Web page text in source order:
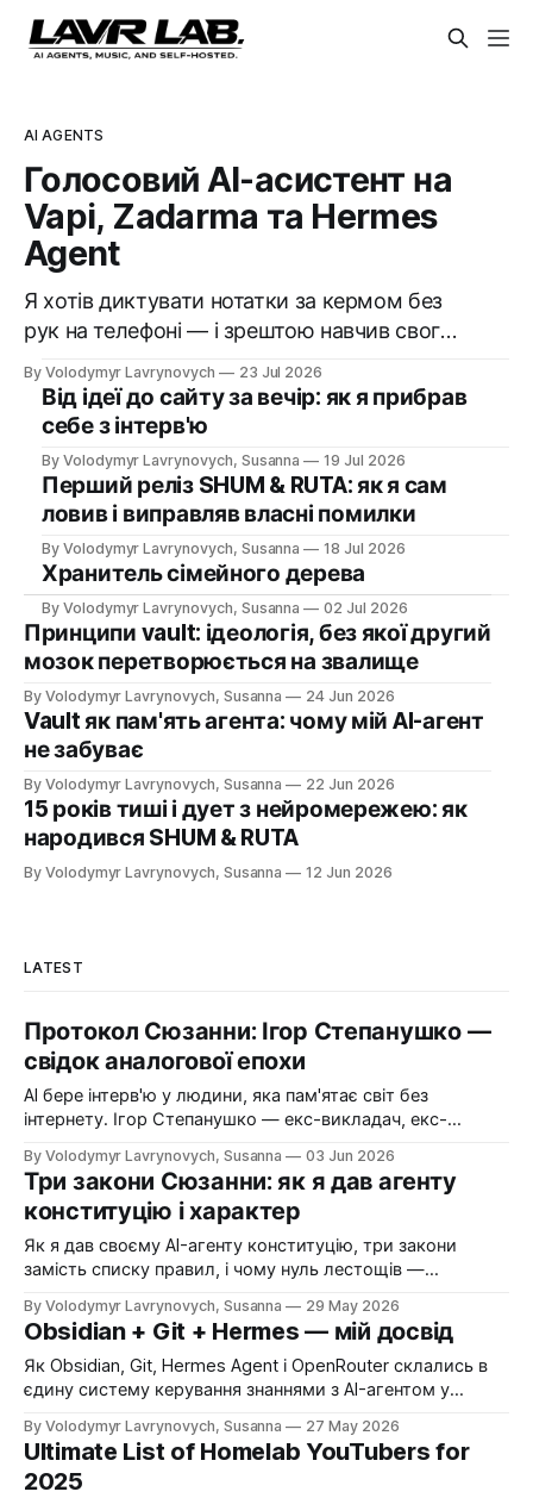
AI AGENTS
Голосовий AI-асистент на
Vapi, Zadarma та Hermes
Agent
Я хотів диктувати нотатки за кермом без
рук на телефоні — і зрештою навчив свого
Історія про Vapi, український номер
Zadarma, дорогі помилки на старті і
покроковий рецепт, як зібрати те саме
собі.
By Volodymyr Lavrynovych 23 Jul 2026
Від ідеї до сайту за вечір: як я прибрав
себе з інтерв'ю
By Volodymyr Lavrynovych, Susanna 19 Jul 2026
Перший реліз SHUM & RUTA: як я сам
ловив і виправляв власні помилки
By Volodymyr Lavrynovych, Susanna 18 Jul 2026
Хранитель сімейного дерева
By Volodymyr Lavrynovych, Susanna 02 Jul 2026
Принципи vault: ідеологія, без якої другий
мозок перетворюється на звалище
By Volodymyr Lavrynovych, Susanna 24 Jun 2026
Vault як пам'ять агента: чому мій AI-агент
не забуває
By Volodymyr Lavrynovych, Susanna 22 Jun 2026
15 років тиші і дует з нейромережею: як
народився SHUM & RUTA
By Volodymyr Lavrynovych, Susanna 12 Jun 2026
LATEST
Протокол Сюзанни: Ігор Степанушко —
свідок аналогової епохи
AI бере інтерв'ю у людини, яка пам'ятає світ без
інтернету. Ігор Степанушко — екс-викладач, екс-
технології, інформаційний голод проти перевантаження і
чому теорема Геделя пояснює ШІ краще за будь-який
маркетинг.
By Volodymyr Lavrynovych, Susanna 03 Jun 2026
Три закони Сюзанни: як я дав агенту
конституцію і характер
Як я дав своєму AI-агенту конституцію, три закони
замість списку правил, і чому нуль лестощів —
By Volodymyr Lavrynovych, Susanna 29 May 2026
Obsidian + Git + Hermes — мій досвід
Як Obsidian, Git, Hermes Agent і OpenRouter склались в
єдину систему керування знаннями з AI-агентом у
By Volodymyr Lavrynovych, Susanna 27 May 2026
Ultimate List of Homelab YouTubers for
2025